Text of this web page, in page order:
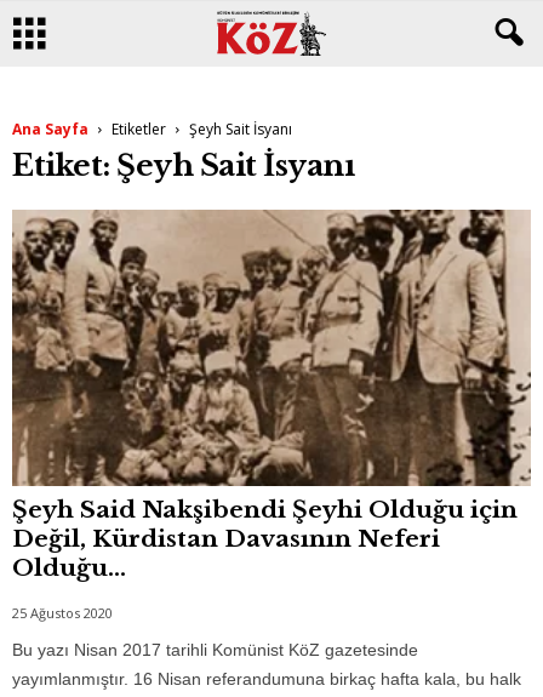
Ana Sayfa Etiketler Şeyh Sait İsyanı
Etiket: Şeyh Sait İsyanı
Şeyh Said Nakşibendi Şeyhi Olduğu için
Değil, Kürdistan Davasının Neferi
Olduğu...
25 Ağustos 2020
Bu yazı Nisan 2017 tarihli Komünist KöZ gazetesinde
yayımlanmıştır. 16 Nisan referandumuna birkaç hafta kala, bu halk